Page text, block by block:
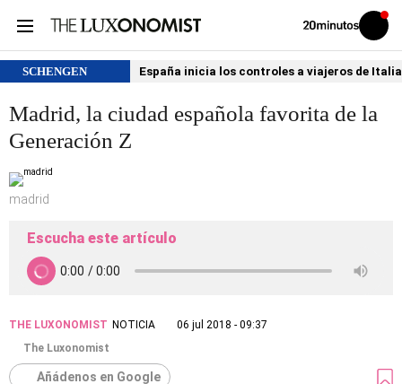
Volver
Iniciar
sesión
SCHENGEN España inicia los controles a viajeros de
Madrid, la ciudad española favorita de la
Generación Z
madrid
Escucha este artículo
THE LUXONOMIST NOTICIA
06 jul 2018 - 09:37
The Luxonomist
Añádenos en Google